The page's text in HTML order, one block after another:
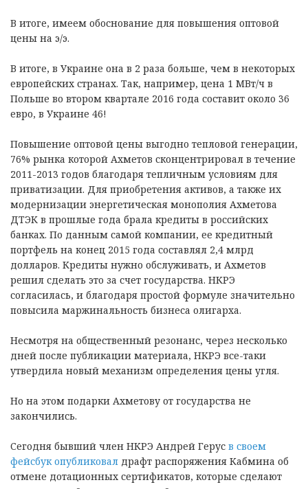
В итоге, имеем обоснование для повышения оптовой
цены на э/э.
В итоге, в Украине она в 2 раза больше, чем в некоторых
европейских странах. Так, например, цена 1 МВт/ч в
Польше во втором квартале 2016 года составит около 36
евро, в Украине 46!
Повышение оптовой цены выгодно тепловой генерации,
76% рынка которой Ахметов сконцентрировал в течение
2011-2013 годов благодаря тепличным условиям для
приватизации. Для приобретения активов, а также их
модернизации энергетическая монополия Ахметова
ДТЭК в прошлые года брала кредиты в российских
банках. По данным самой компании, ее кредитный
портфель на конец 2015 года составлял 2,4 млрд
долларов. Кредиты нужно обслуживать, и Ахметов
решил сделать это за счет государства. НКРЭ
согласилась, и благодаря простой формуле значительно
повысила маржинальность бизнеса олигарха.
Несмотря на общественный резонанс, через несколько
дней после публикации материала, НКРЭ все-таки
утвердила новый механизм определения цены угля.
Но на этом подарки Ахметову от государства не
закончились.
Сегодня бывший член НКРЭ Андрей Герус в своем
фейсбук опубликовал драфт распоряжения Кабмина об
отмене дотационных сертификатов, которые сделают